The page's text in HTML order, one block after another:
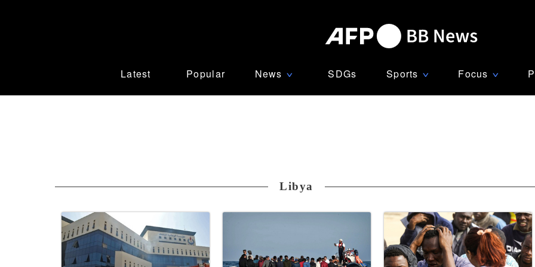
Latest Popular News ∨ SDGs Sports ∨ Focus ∨
Libya